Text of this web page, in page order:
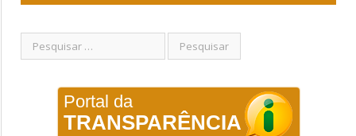
Portal da
TRANSPARÊNCIA